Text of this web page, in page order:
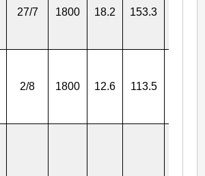
27/7 1800 18.2 153.3
2/8 1800 12.6 113.5